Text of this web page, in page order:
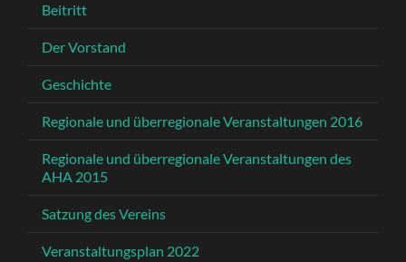
Beitritt
Der Vorstand
Geschichte
Regionale und überregionale Veranstaltungen 2016
Regionale und überregionale Veranstaltungen des
AHA 2015
Satzung des Vereins
Veranstaltungsplan 2022